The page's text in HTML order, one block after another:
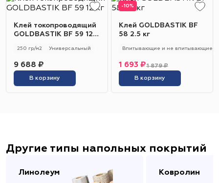
Клей токопроводящий
GOLDBASTIK BF 59 12
250 гр/м2 Универсальный
9 688 ₽
В корзину
-10%
Клей GOLDBASTIK BF
58 2.5 кг
Впитывающие и не впитывающие
1 879 ₽
1 693 ₽
В корзину
Другие типы напольных покрытий
Линолеум Ковролин